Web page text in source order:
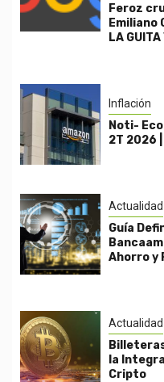
Feroz
Emiliano
LA
Inflación
Noti-
2T 2026
Actualidad
Guía
Ahorro y
Actualidad
la
Cripto